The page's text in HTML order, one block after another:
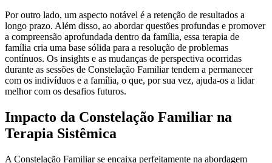
Por outro lado, um aspecto notável é a retenção de resultados a
longo prazo. Além disso, ao abordar questões profundas e promover
a compreensão aprofundada dentro da família, essa terapia de
família cria uma base sólida para a resolução de problemas
contínuos. Os insights e as mudanças de perspectiva ocorridas
durante as sessões de Constelação Familiar tendem a permanecer
com os indivíduos e a família, o que, por sua vez, ajuda-os a lidar
melhor com os desafios futuros.
Impacto da Constelação Familiar na
Terapia Sistêmica
A Constelação Familiar se encaixa perfeitamente na abordagem